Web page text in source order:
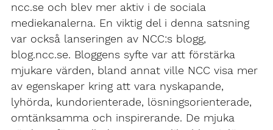
ncc.se och blev mer aktiv i de sociala
mediekanalerna. En viktig del i denna satsning
var också lanseringen av NCC:s blogg,
blog.ncc.se. Bloggens syfte var att förstärka
mjukare värden, bland annat ville NCC visa mer
av egenskaper kring att vara nyskapande,
lyhörda, kundorienterade, lösningsorienterade,
omtänksamma och inspirerande. De mjuka